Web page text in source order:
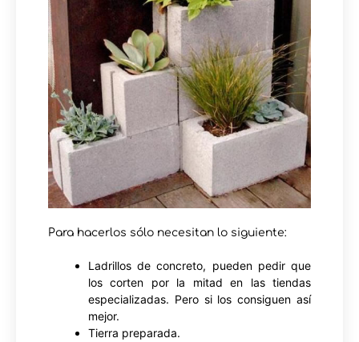
Para hacerlos sólo necesitan lo siguiente:
Ladrillos de concreto, pueden pedir que
los corten por la mitad en las tiendas
especializadas. Pero si los consiguen así
mejor.
Tierra preparada.